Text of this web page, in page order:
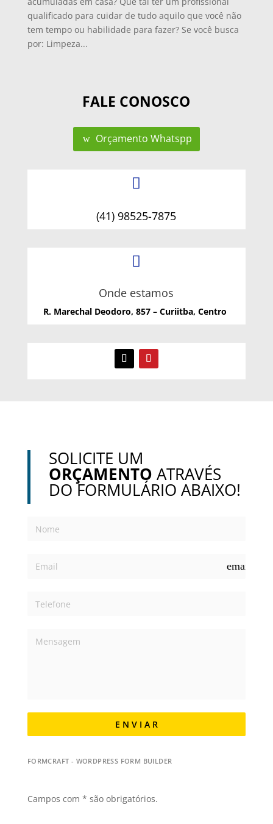
qualificado para cuidar de tudo aquilo que você não
tem tempo ou habilidade para fazer? Se você busca
por: Limpeza...
FALE CONOSCO
Orçamento Whatspp

(41) 98525-7875

Onde estamos
R. Marechal Deodoro, 857 – Curiitba, Centro
SOLICITE UM
ORÇAMENTO ATRAVÉS
DO FORMULÁRIO ABAIXO!
email
E N V I A R
FORMCRAFT - WORDPRESS FORM BUILDER
Campos com * são obrigatórios.